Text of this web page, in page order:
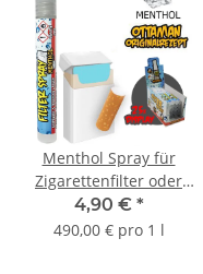
Menthol Spray für
Zigarettenfilter oder
Karten 10ml | MHD
Ware
4,90 € *
490,00 € pro 1 l